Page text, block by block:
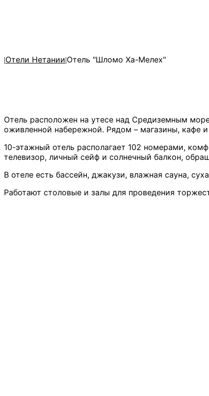
|Отели Нетании|Отель "Шломо Ха-Мелех"
Отель расположен на утесе над Средиземным
оживленной набережной. Рядом – магазины, кафе
10-этажный отель располагает 102 номерами,
телевизор, личный сейф и солнечный балкон,
В отеле есть бассейн, джакузи, влажная сауна,
Работают столовые и залы для проведения